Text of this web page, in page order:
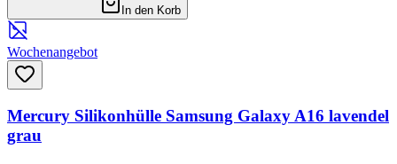
In den Korb
Wochenangebot
Mercury Silikonhülle Samsung Galaxy A16 lavendel
grau